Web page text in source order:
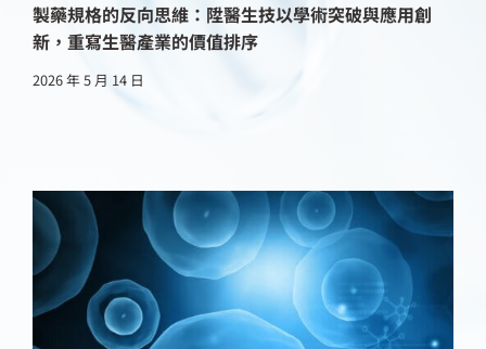
製藥規格的反向思維：陞醫生技以學術突破與應用創
新，重寫生醫產業的價值排序
2026 年 5 月 14 日